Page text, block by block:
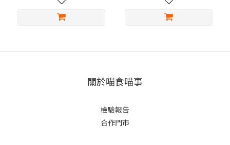
關於喵食喵事
檢驗報告
合作門市